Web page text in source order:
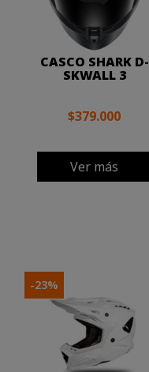
CASCO SHARK D-
SKWALL 3
$379.000
Ver más
-23%